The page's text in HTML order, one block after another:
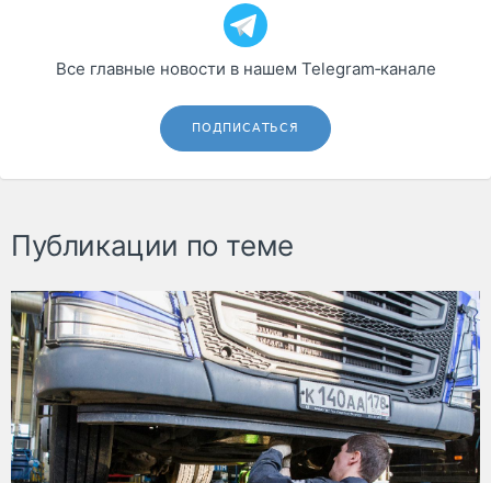
Все главные новости в нашем Telegram‑канале
ПОДПИСАТЬСЯ
Публикации по теме